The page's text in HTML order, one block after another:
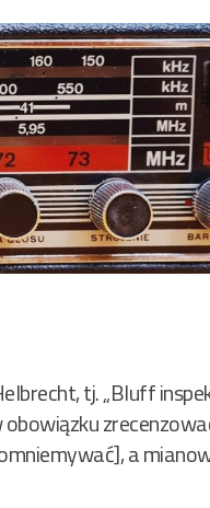
tj. „Bluff
a